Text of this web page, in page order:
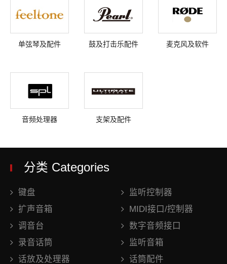
单弦琴及配件 鼓及打击乐配件 麦克风及软件
音频处理器 支架及配件
分类 Categories
键盘
监听控制器
扩声音箱
MIDI接口/控制器
调音台
数字音频接口
录音话筒
监听音箱
话放及处理器
话筒配件